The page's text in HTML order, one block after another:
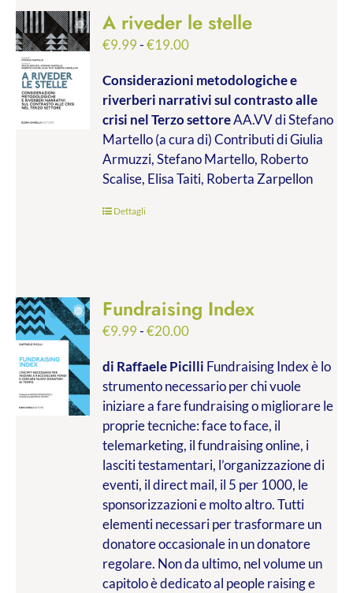
A riveder le stelle
€9.99-€19.00Fascia
prezzo:
da
€9.99
a
€19.00
Considerazioni metodologiche e
riverberi narrativi sul contrasto alle
crisi nel Terzo settoreAA.VV di Stefano
Martello (a cura di) Contributi di Giulia
Armuzzi, Stefano Martello, Roberto
Scalise, Elisa Taiti, Roberta Zarpellon
Dettagli
Fundraising Index
€9.99-€20.00Fascia
prezzo:
da
€9.99
a
€20.00
di Raffaele Picilli Fundraising Index è lo
strumento necessario per chi vuole
iniziare a fare fundraising o migliorare le
proprie tecniche: face to face, il
telemarketing, il fundraising online, i
lasciti testamentari, l’organizzazione di
eventi, il direct mail, il 5 per 1000, le
sponsorizzazioni e molto altro. Tutti
elementi necessari per trasformare un
donatore occasionale in un donatore
regolare. Non da ultimo, nel volume un
capitolo è dedicato al people raising e